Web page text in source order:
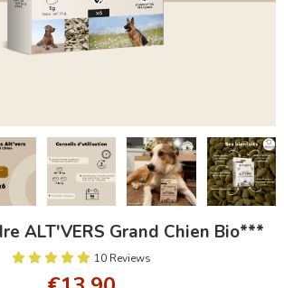
ALT'VERS Grand Chien Bio***
10 Reviews